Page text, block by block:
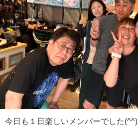
今日も１日楽しいメンバーでした(^^)